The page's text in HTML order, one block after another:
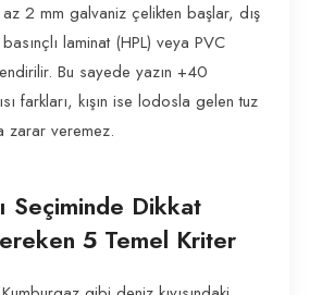
az 2 mm galvaniz çelikten başlar, dış
laminat (HPL) veya PVC
Bu sayede yazın +40
farkları, kışın ise lodosla gelen tuz
zarar veremez.
Seçiminde Dikkat
5 Temel Kriter